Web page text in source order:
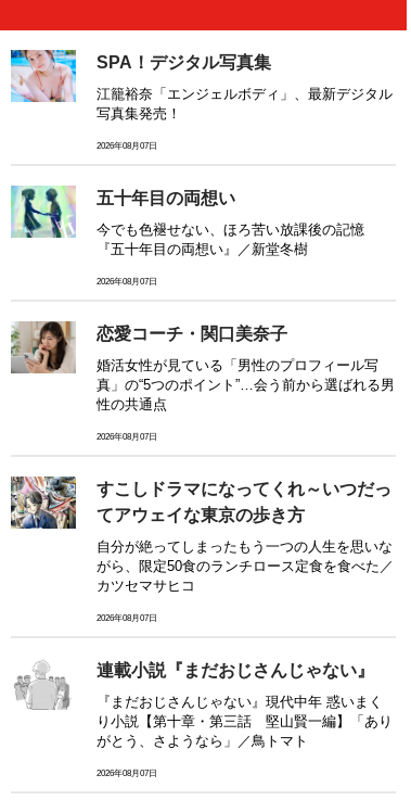
SPA！デジタル写真集
江籠裕奈「エンジェルボディ」、最新デジタル
写真集発売！
2026年08月07日
五十年目の両想い
今でも色褪せない、ほろ苦い放課後の記憶
『五十年目の両想い』／新堂冬樹
2026年08月07日
恋愛コーチ・関口美奈子
婚活女性が見ている「男性のプロフィール写
真」の“5つのポイント”…会う前から選ばれる男
性の共通点
2026年08月07日
すこしドラマになってくれ～いつだっ
てアウェイな東京の歩き方
自分が絶ってしまったもう一つの人生を思いな
がら、限定50食のランチロース定食を食べた／
カツセマサヒコ
2026年08月07日
連載小説『まだおじさんじゃない』
『まだおじさんじゃない』現代中年 惑いまく
り小説【第十章・第三話 堅山賢一編】「あり
がとう、さようなら」／鳥トマト
2026年08月07日